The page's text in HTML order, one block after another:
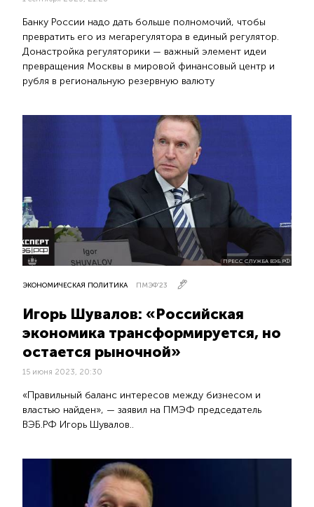
Банку России надо дать больше полномочий, чтобы
превратить его из мегарегулятора в единый регулятор.
Донастройка регуляторики — важный элемент идеи
превращения Москвы в мировой финансовый центр и
рубля в региональную резервную валюту
ЭКОНОМИЧЕСКАЯ ПОЛИТИКА ПМЭФ’23
Игорь Шувалов: «Российская
экономика трансформируется, но
остается рыночной»
15 июня 2023, 20:30
«Правильный баланс интересов между бизнесом и
властью найден», — заявил на ПМЭФ председатель
ВЭБ.РФ Игорь Шувалов..
ПРЕСС СЛУЖБА ВЭБ.РФ